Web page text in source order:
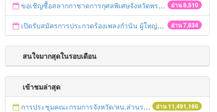
อ่าน 8,510
ขอเชิญซื้อสลากกาชาดการกุศลพิเศษจังหวัดพระนครศรีอยุธยา 2560
อ่าน 7,834
เปิดรับสมัครการประกวดร้องเพลงกำนัน ผู้ใหญ่บ้าน ฯลฯ
สนใจมากสุดในรอบเดือน
เข้าชมล่าสุด
อ่าน 11,491,166
การประชุมคณะกรมการจังหวัด/หน.ส่วนราชการประจำเดือน มิถุนายน 2558